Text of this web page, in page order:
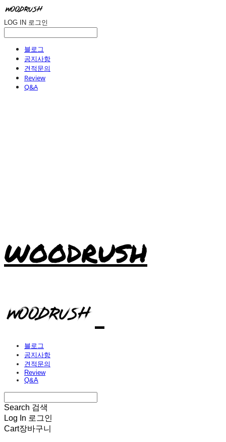
LOG IN 로그인
블로그
공지사항
견적문의
Review
Q&A
WOODRUSH
블로그
공지사항
견적문의
Review
Q&A
Search 검색
Log In 로그인
Cart장바구니